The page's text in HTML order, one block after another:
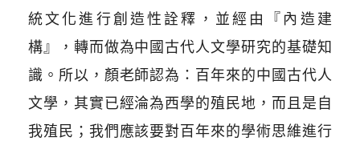
統文化進行創造性詮釋，並經由『內造建
構』，轉而做為中國古代人文學研究的基礎知
識。所以，顏老師認為：百年來的中國古代人
文學，其實已經淪為西學的殖民地，而且是自
我殖民；我們應該要對百年來的學術思維進行